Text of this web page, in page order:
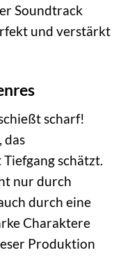
Soundtrack
und verstärkt
scharf!
das
schätzt.
nur durch
durch eine
Charaktere
Produktion